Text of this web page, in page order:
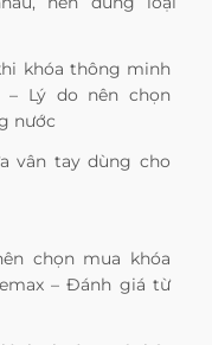
khóa thông minh
– Lý do nên chọn
nước
vân tay dùng cho
chọn mua khóa
– Đánh giá từ